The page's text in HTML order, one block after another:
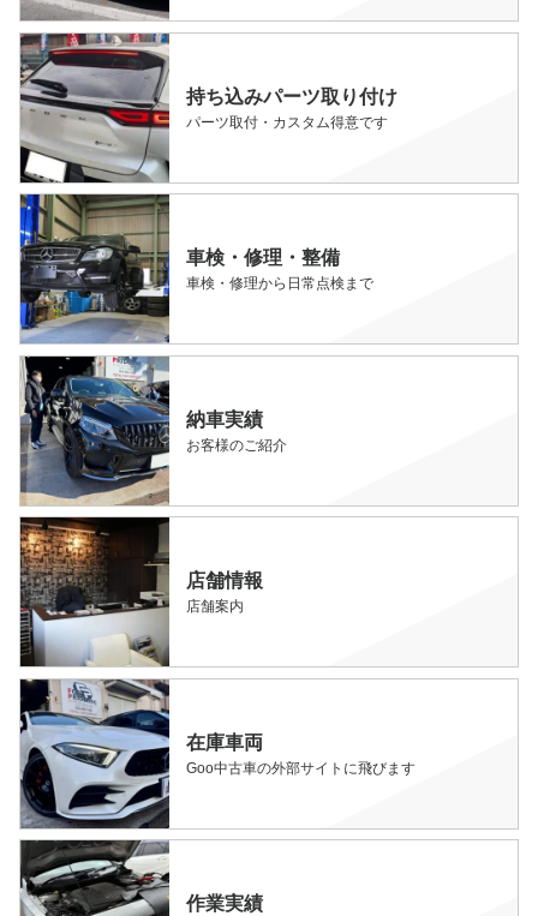
持ち込みパーツ取り付け
パーツ取付・カスタム得意です
車検・修理・整備
車検・修理から日常点検まで
納車実績
お客様のご紹介
店舗情報
店舗案内
在庫車両
Goo中古車の外部サイトに飛びます
作業実績